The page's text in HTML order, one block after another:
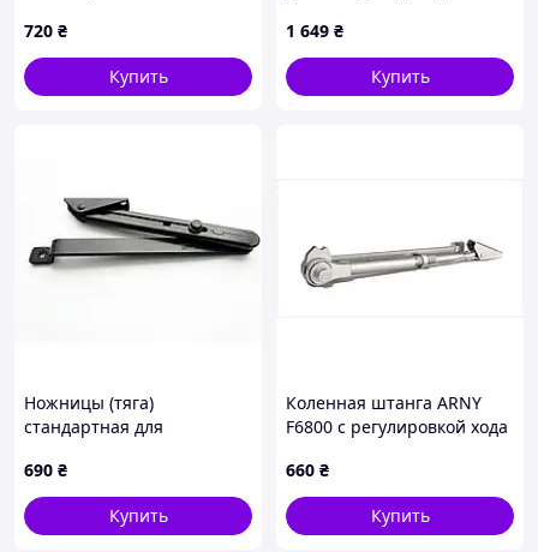
720 ₴
Купить
1 649 ₴
Купить
Ножницы (тяга)
стандартная для
1000/1500 чёрный
690 ₴
Купить
Коленная штанга ARNY
F6800 с регулировкой хода
660 ₴
Купить